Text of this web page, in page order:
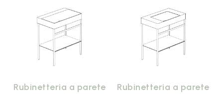
Rubinetteria a parete
Rubinetteria a parete